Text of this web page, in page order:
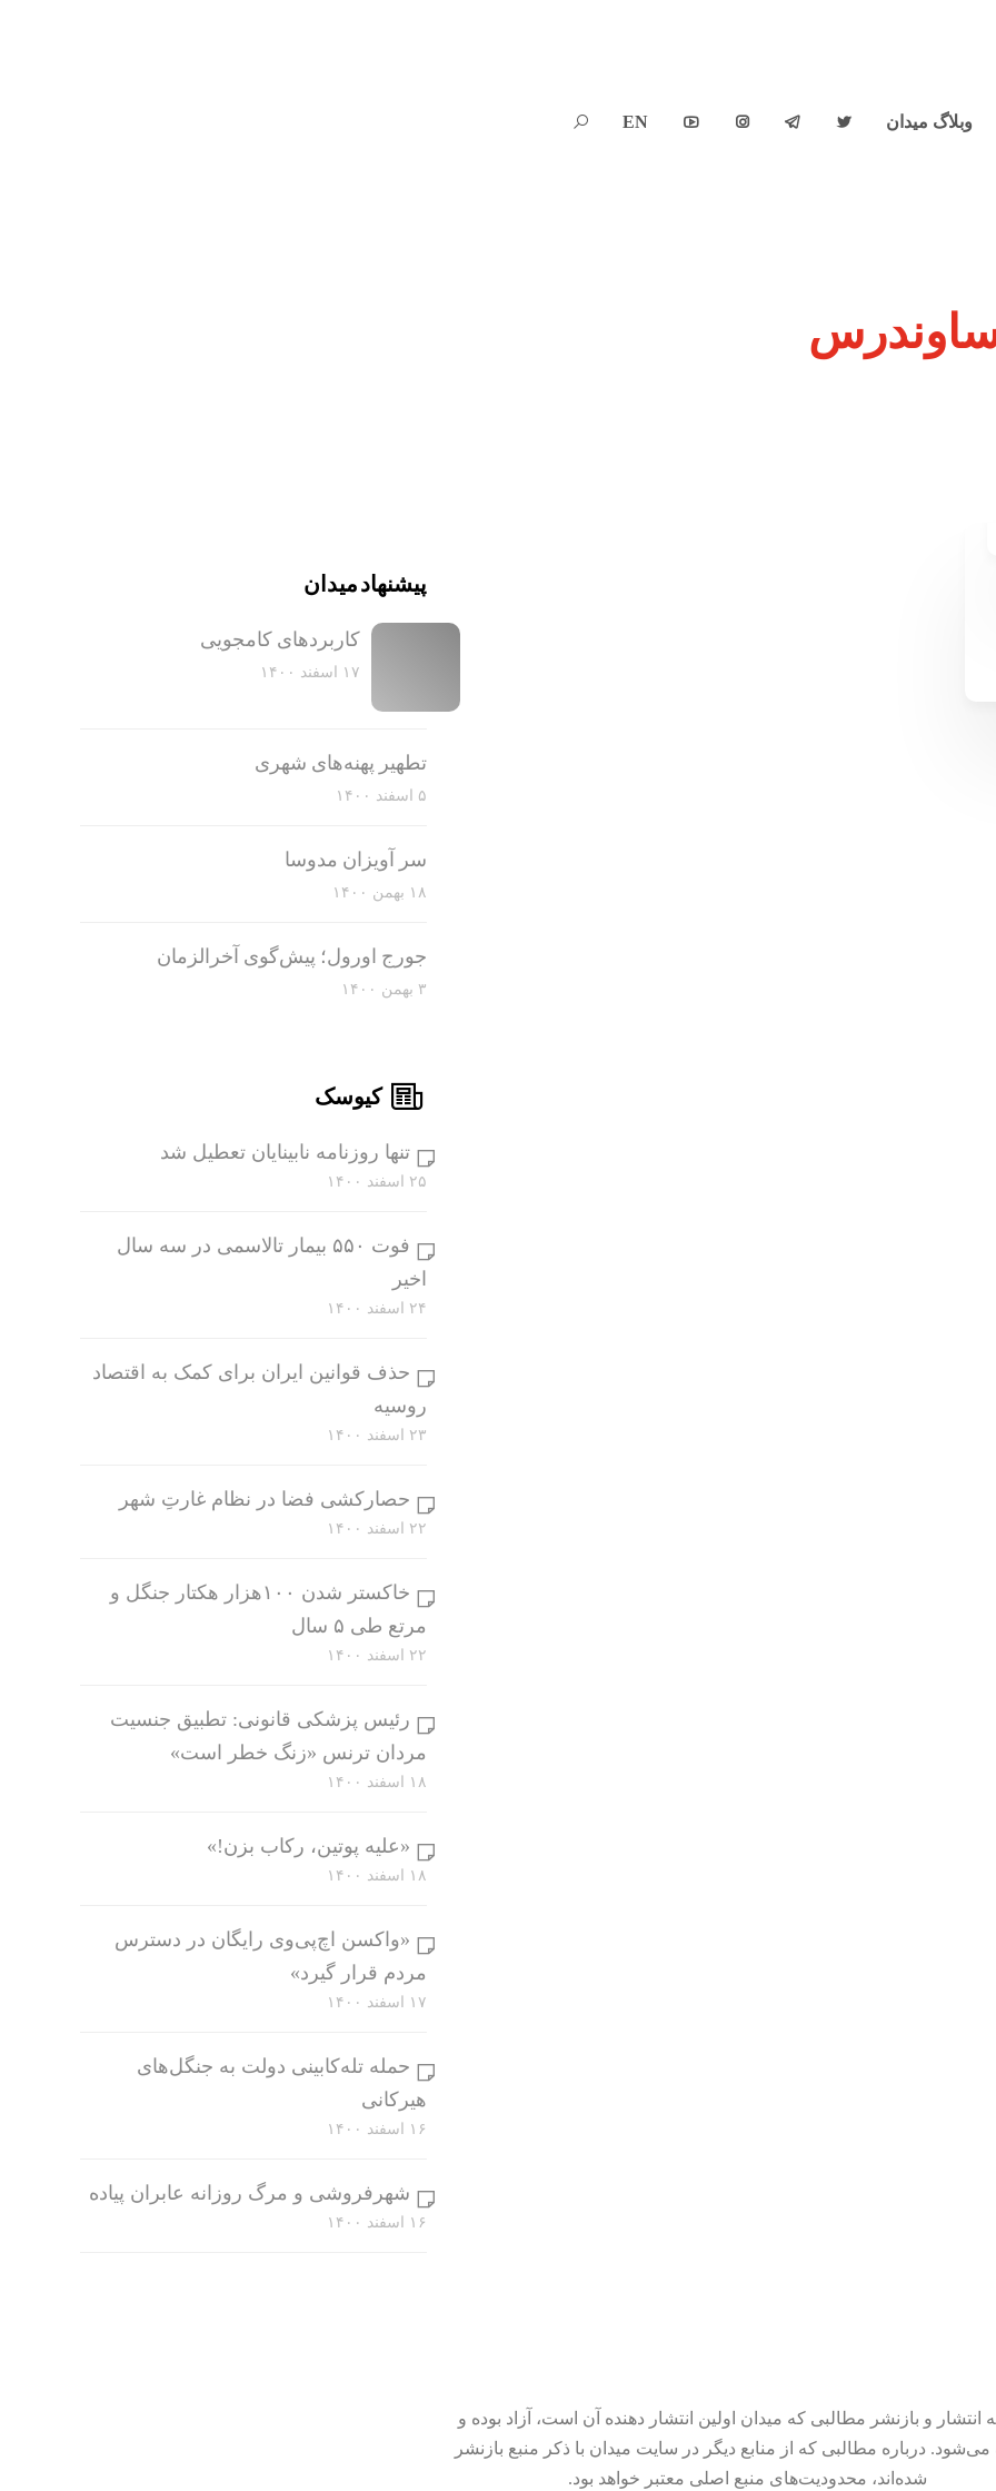
وبلاگ میدان 



EN

ساوندرس
پیشنهاد میدان
کاربرد‌های کامجویی
۱۷ اسفند ۱۴۰۰
تطهیر پهنه‌های شهری
۵ اسفند ۱۴۰۰
سر آویزان مدوسا
۱۸ بهمن ۱۴۰۰
جورج اورول؛ پیش‌گوی آخرالزمان
۳ بهمن ۱۴۰۰
کیوسک
تنها روزنامه نابینایان تعطیل شد
۲۵ اسفند ۱۴۰۰
فوت ۵۵۰ بیمار تالاسمی در سه سال
اخیر
۲۴ اسفند ۱۴۰۰
حذف قوانین ایران برای کمک به اقتصاد
روسیه
۲۳ اسفند ۱۴۰۰
حصارکشی فضا در نظام غارتِ شهر
۲۲ اسفند ۱۴۰۰
خاکستر شدن ۱۰۰هزار هکتار جنگل و
مرتع طی ۵ سال
۲۲ اسفند ۱۴۰۰
رئیس پزشکی قانونی: تطبیق جنسیت
مردان ترنس «زنگ خطر است»
۱۸ اسفند ۱۴۰۰
«علیه پوتین، رکاب بزن!»
۱۸ اسفند ۱۴۰۰
«واکسن اچ‌پی‌وی رایگان در دسترس
مردم قرار گیرد»
۱۷ اسفند ۱۴۰۰
حمله تله‌کابینی دولت به جنگل‌های
هیرکانی
۱۶ اسفند ۱۴۰۰
شهرفروشی و مرگ روزانه عابران پیاده
۱۶ اسفند ۱۴۰۰
انتشار و بازنشر مطالبی که میدان اولین انتشار دهنده آن است، آزاد بوده و
درباره مطالبی که از منابع دیگر در سایت میدان با ذکر منبع بازنشر
شده‌اند، محدودیت‌های منبع اصلی معتبر خواهد بود.